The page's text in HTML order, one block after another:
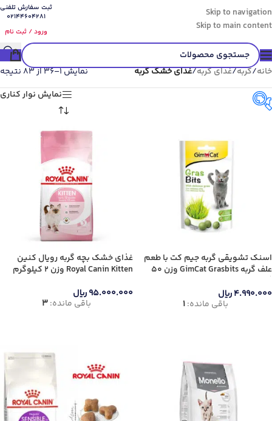
Skip to navigation
Skip to main content
ثبت سفارش تلفنی
02144604281
ورود / ثبت نام
خانه/گربه/غذای گربه/غذای خشک گربه نمایش 1–36 از 83 نتیجه
گونه حیوان
جنس دسته
محصولات
نمایش نوار کناری
اسنک تشویقی گربه جیم کت با طعم
علف گربه GimCat Grasbits وزن 50
۴.۹۹۰.۰۰۰ریال
باقی مانده:1
غذای خشک بچه گربه رویال کنین
Royal Canin Kitten وزن 2 کیلوگرم
۹۵.۰۰۰.۰۰۰ریال
باقی مانده:3